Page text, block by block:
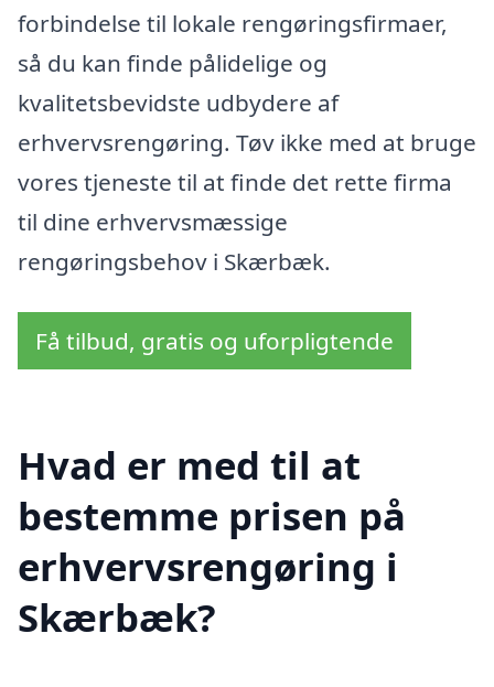
forbindelse til lokale rengøringsfirmaer,
så du kan finde pålidelige og
kvalitetsbevidste udbydere af
erhvervsrengøring. Tøv ikke med at bruge
vores tjeneste til at finde det rette firma
til dine erhvervsmæssige
rengøringsbehov i Skærbæk.
Få tilbud, gratis og uforpligtende
Hvad er med til at
bestemme prisen på
erhvervsrengøring i
Skærbæk?